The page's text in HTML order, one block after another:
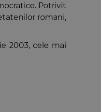
Potrivit
romani,
2003, cele mai